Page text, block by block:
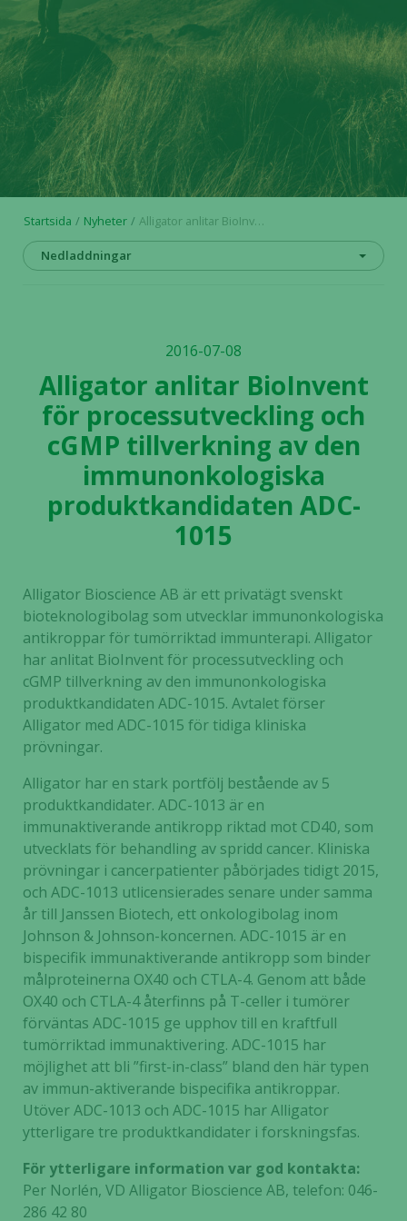
Startsida Nyheter Alligator anlitar BioInvent för processutveckling och cGMP tillverkning av den immunonkologiska produktkandidaten ADC-1015
Nedladdningar
2016-07-08
Alligator anlitar BioInvent
för processutveckling och
cGMP tillverkning av den
immunonkologiska
produktkandidaten ADC-
1015
Alligator Bioscience AB är ett privatägt svenskt
bioteknologibolag som utvecklar immunonkologiska
antikroppar för tumörriktad immunterapi. Alligator
har anlitat BioInvent för processutveckling och
cGMP tillverkning av den immunonkologiska
produktkandidaten ADC-1015. Avtalet förser
Alligator med ADC-1015 för tidiga kliniska
prövningar.
Alligator har en stark portfölj bestående av 5
produktkandidater. ADC-1013 är en
immunaktiverande antikropp riktad mot CD40, som
utvecklats för behandling av spridd cancer. Kliniska
prövningar i cancerpatienter påbörjades tidigt 2015,
och ADC-1013 utlicensierades senare under samma
år till Janssen Biotech, ett onkologibolag inom
Johnson & Johnson-koncernen. ADC-1015 är en
bispecifik immunaktiverande antikropp som binder
målproteinerna OX40 och CTLA-4. Genom att både
OX40 och CTLA-4 återfinns på T-celler i tumörer
förväntas ADC-1015 ge upphov till en kraftfull
tumörriktad immunaktivering. ADC-1015 har
möjlighet att bli ”first-in-class” bland den här typen
av immun-aktiverande bispecifika antikroppar.
Utöver ADC-1013 och ADC-1015 har Alligator
ytterligare tre produktkandidater i forskningsfas.
För ytterligare information var god kontakta:
Per Norlén, VD Alligator Bioscience AB, telefon: 046-
286 42 80